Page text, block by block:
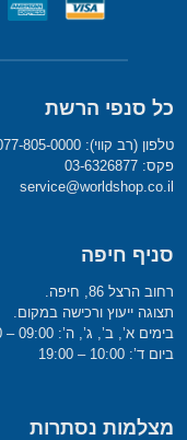
כל סנפי הרשת
טלפון (רב קווי): 077-805-0000
פקס: 03-6326877
service@worldshop.co.il
סניף חיפה
רחוב הרצל 86, חיפה.
תצוגה ייעוץ ורכישה במקום.
בימים א’, ב’, ג’, ה’: 09:00 – 18:00
ביום ד’: 10:00 – 19:00
מצלמות נסתרות